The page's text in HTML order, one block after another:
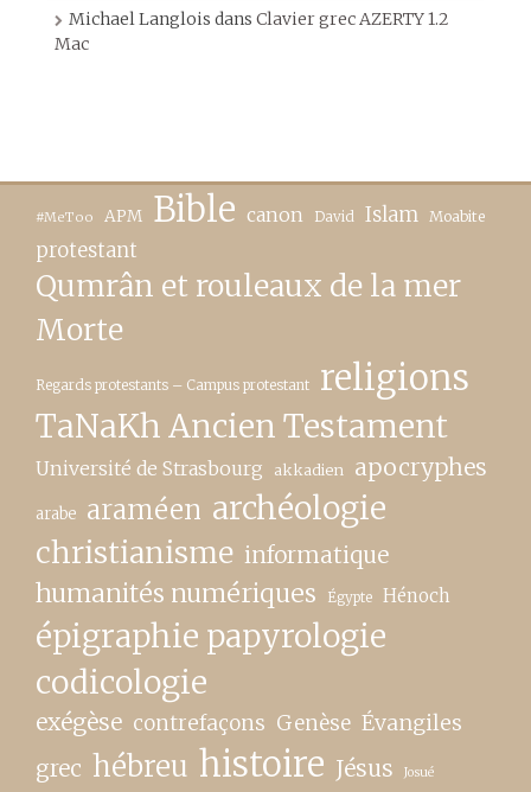
Michael Langlois dans Clavier grec AZERTY 1.2
Mac
#MeToo APM Bible canon David Islam Moabite
protestant
Qumrân et rouleaux de la mer
Morte
Regards protestants – Campus protestant religions
TaNaKh Ancien Testament
Université de Strasbourg akkadien apocryphes
arabe araméen archéologie
christianisme informatique
humanités numériques Égypte Hénoch
épigraphie papyrologie
codicologie
exégèse contrefaçons Genèse Évangiles
grec hébreu histoire Jésus Josué